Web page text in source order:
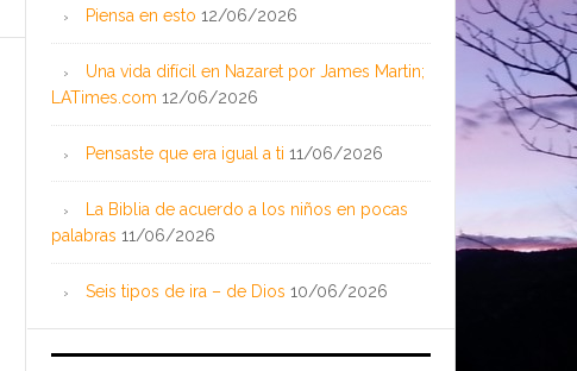
Piensa en esto 12/06/2026
Una vida difícil en Nazaret por James Martin;
LATimes.com 12/06/2026
Pensaste que era igual a ti 11/06/2026
La Biblia de acuerdo a los niños en pocas
palabras 11/06/2026
Seis tipos de ira – de Dios 10/06/2026